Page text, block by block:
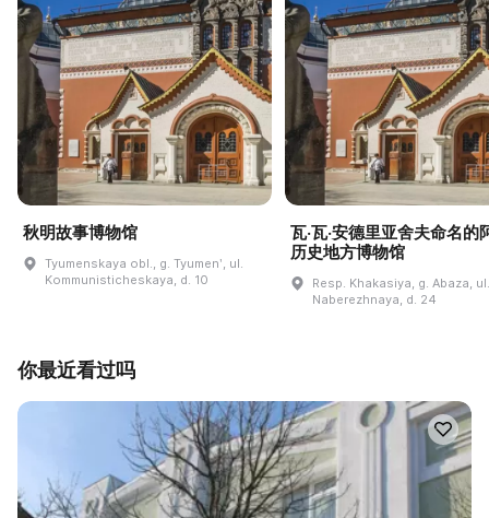
秋明故事博物馆
Tyumenskaya obl., g. Tyumenʹ, ul.
Kommunisticheskaya, d. 10
瓦·瓦·安德里亚舍夫命名的
历史地方博物馆
Resp. Khakasiya, g. Abaza, ul.
Naberezhnaya, d. 24
你最近看过吗